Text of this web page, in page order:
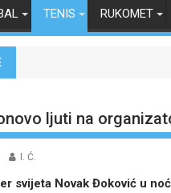
TENIS RUKOMET
ljuti na
I. Ć.
svijeta Novak Đoković u